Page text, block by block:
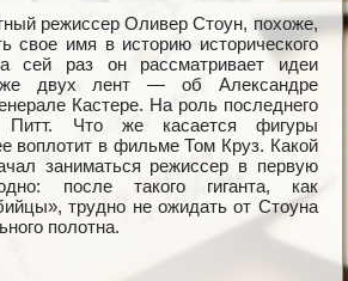
режиссер Оливер Стоун, похоже,
свое имя в историю исторического
сей раз он рассматривает идеи
же двух лент — об Александре
Кастере. На роль последнего
Питт. Что же касается фигуры
воплотит в фильме Том Круз. Какой
заниматься режиссер в первую
после такого гиганта, как
трудно не ожидать от Стоуна
полотна.